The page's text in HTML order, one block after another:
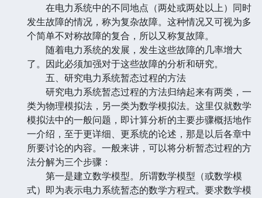
在电力系统中的不同地点（两处或两处以上）同时
发生故障的情况，称为复杂故障。这种情况又可视为多
个简单不对称故障的复合，所以又称复故障。
随着电力系统的发展，发生这些故障的几率增大
了。因此必须加强对于这些故障的分析和研究。
五、研究电力系统暂态过程的方法
研究电力系统暂态过程的方法归纳起来有两类，一
类为物理模拟法，另一类为数学模拟法。这里仅就数学
模拟法中的一般问题，即计算分析的主要步骤概括地作
一介绍，至于更详细、更系统的论述，那是以后各章中
所要讨论的内容。一般来讲，可以将分析暂态过程的方
法分解为三个步骤：
第一是建立数学模型。所谓数学模型（或数学模
式）即为表示电力系统暂态的数学方程式。要求数学模